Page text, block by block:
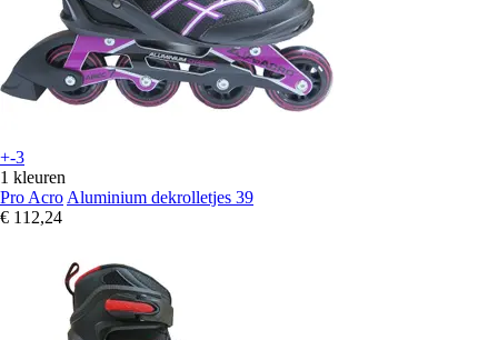
+-3
1 kleuren
Pro Acro Aluminium dekrolletjes 39
€ 112,24